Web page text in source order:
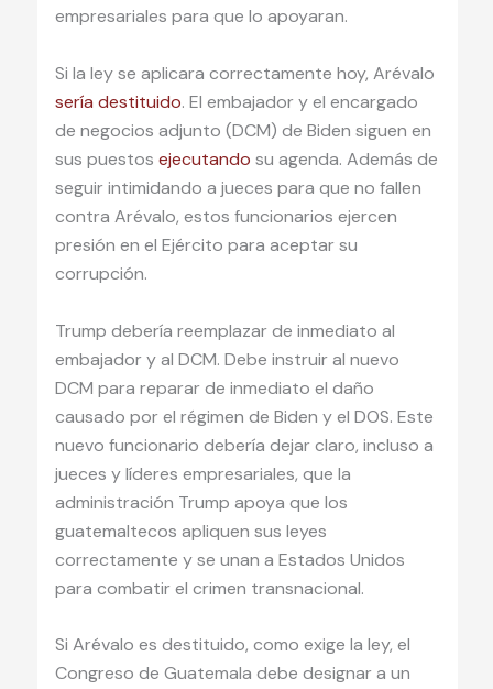
empresariales para que lo apoyaran.
Si la ley se aplicara correctamente hoy, Arévalo
sería destituido. El embajador y el encargado
de negocios adjunto (DCM) de Biden siguen en
sus puestos ejecutando su agenda. Además de
seguir intimidando a jueces para que no fallen
contra Arévalo, estos funcionarios ejercen
presión en el Ejército para aceptar su
corrupción.
Trump debería reemplazar de inmediato al
embajador y al DCM. Debe instruir al nuevo
DCM para reparar de inmediato el daño
causado por el régimen de Biden y el DOS. Este
nuevo funcionario debería dejar claro, incluso a
jueces y líderes empresariales, que la
administración Trump apoya que los
guatemaltecos apliquen sus leyes
correctamente y se unan a Estados Unidos
para combatir el crimen transnacional.
Si Arévalo es destituido, como exige la ley, el
Congreso de Guatemala debe designar a un